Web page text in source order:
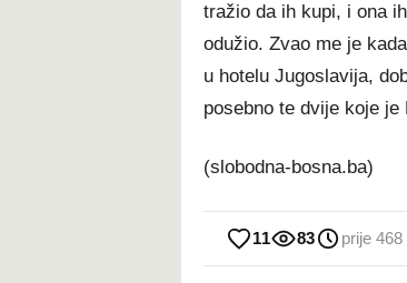
tražio da ih kupi, i ona
odužio. Zvao me je
u hotelu Jugoslavija,
posebno te dvije koje je
(slobodna-bosna.ba)
11 83 prije 468